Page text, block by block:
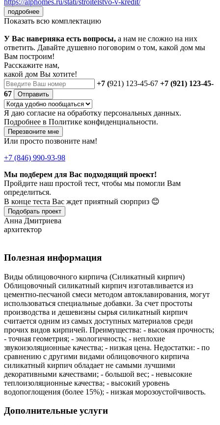
https://alphomes.ru/stati/stroitelstvo-v-kredit/
подробнее
Показать всю комплектацию
У Вас наверняка есть вопросы, а нам не сложно на них
ответить. Давайте душевно поговорим о том, какой дом мы
Вам построим!
Расскажите нам,
какой дом Вы хотите!
+7 (921) 123-45-67 +7 (921) 123-45-
67
Отправить
Я даю согласие на обработку персональных данных.
Подробнее в Политике конфиденциальности.
Перезвоните мне
Или просто позвоните нам!
+7 (846) 990-93-98
Мы подберем для Вас подходящий проект!
Пройдите наш простой тест, чтобы мы помогли Вам
определиться.
В конце теста Вас ждет приятный сюрприз 😊
Подобрать проект
Анна Дмитриева
архитектор
Полезная информация
Виды облицовочного кирпича (Силикатный кирпич)
Облицовочный силикатный кирпич изготавливается из
цементно-песчаной смеси методом автоклавирования, могут
использоваться специальные добавки. За счет простоты
производства и дешевизны сырья силикатный кирпич
считается одним из самых доступных материалов среди
прочих видов кирпичей. Преимущества: - высокая прочность;
- точная геометрия; - экологичность; - неплохие
звукоизоляционные качества; - низкая цена. Недостатки: - по
сравнению с другими видами облицовочного кирпича
силикатный кирпич обладает не самыми лучшими
декоративными качествами; - большой вес; - невысокие
теплоизоляционные качества; - высокий уровень
водопоглощения (более 15%); - низкая морозоустойчивость.
Дополнительные услуги